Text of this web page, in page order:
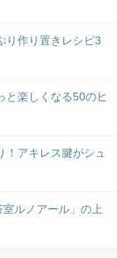
り作り置きレシピ3
と楽しくなる50のヒ
！アキレス腱がシュ
ルノアール」の上